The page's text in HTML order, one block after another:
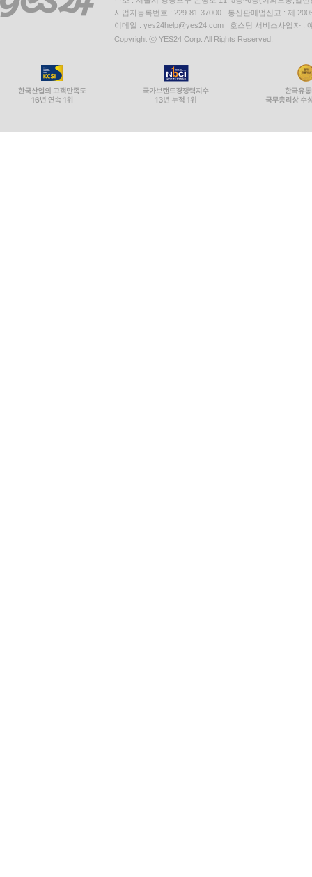
사업자등록번호 : 229-81-37000 통신판매업신고 : 제
이메일 : yes24help@yes24.com 호스팅 서비스사업자 :
Copyright ⓒ YES24 Corp. All Rights Reserved.